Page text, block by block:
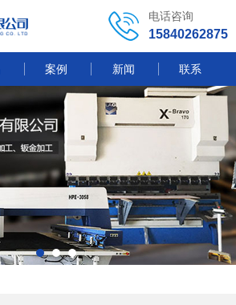
电话咨询
15840262875
案例 新闻 联系